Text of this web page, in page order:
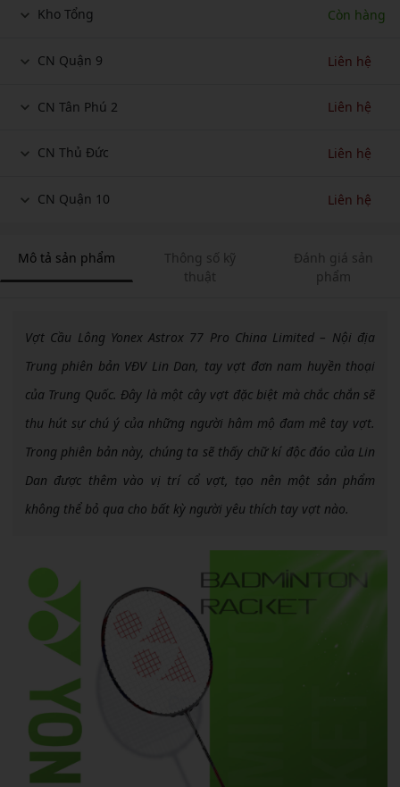
Kho Tổng Còn hàng
CN Quận 9 Liên hệ
CN Tân Phú 2 Liên hệ
CN Thủ Đức Liên hệ
CN Quận 10 Liên hệ
Mô tả sản phẩm
Thông số kỹ
thuật
Đánh giá sản
phẩm
Vợt Cầu Lông Yonex Astrox 77 Pro China Limited – Nội địa
Trung phiên bản VĐV Lin Dan, tay vợt đơn nam huyền thoại
của Trung Quốc. Đây là một cây vợt đặc biệt mà chắc chắn sẽ
thu hút sự chú ý của những người hâm mộ đam mê tay vợt.
Trong phiên bản này, chúng ta sẽ thấy chữ kí độc đáo của Lin
Dan được thêm vào vị trí cổ vợt, tạo nên một sản phẩm
không thể bỏ qua cho bất kỳ người yêu thích tay vợt nào.